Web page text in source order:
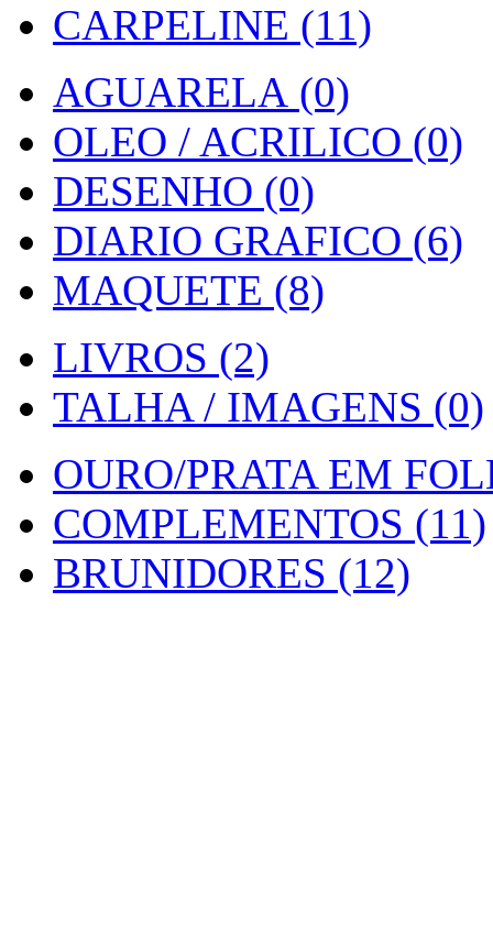
CARPELINE (11)
AGUARELA (0)
OLEO / ACRILICO (0)
DESENHO (0)
DIARIO GRAFICO (6)
MAQUETE (8)
LIVROS (2)
TALHA / IMAGENS (0)
OURO/PRATA EM
COMPLEMENTOS (11)
BRUNIDORES (12)